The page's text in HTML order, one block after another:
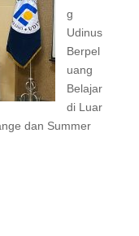
g
Udinus
Berpel
uang
Belajar
di Luar
dan Summer